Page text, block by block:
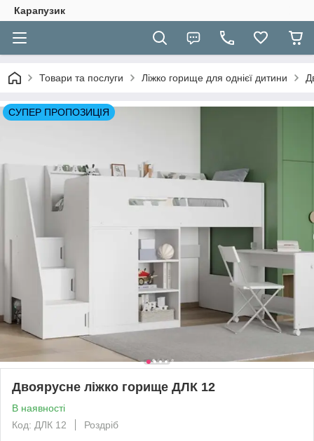
Карапузик
Товари та послуги Ліжко горище для однієї дитини
СУПЕР ПРОПОЗИЦІЯ
Двоярусне ліжко горище ДЛК 12
В наявності
Код: ДЛК 12
Роздріб